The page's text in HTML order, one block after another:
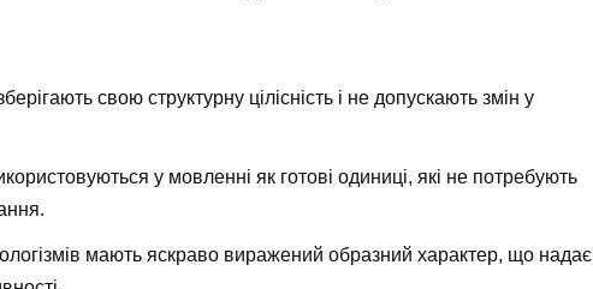
свою структурну цілісність і не допускають змін у
у мовленні як готові одиниці, які не потребують
мають яскраво виражений образний характер, що надає